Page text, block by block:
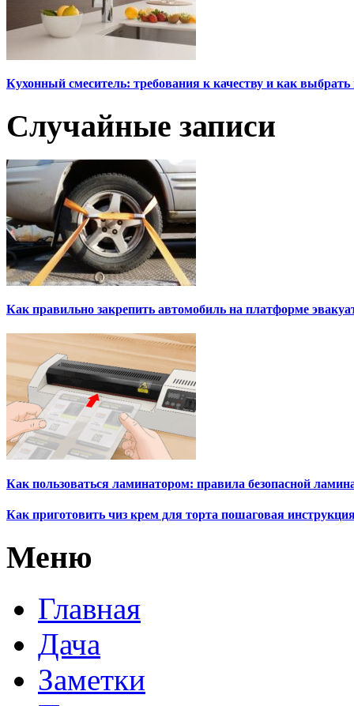
Кухонный смеситель: требования к качеству и как
Случайные записи
Как правильно закрепить автомобиль на платформе
Как пользоваться ламинатором: правила безопасной
Как приготовить чиз крем для торта пошаговая
Меню
Главная
Дача
Заметки